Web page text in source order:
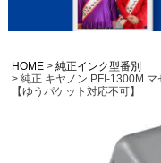
HOME
純正インク型番別
純正 キヤノン PFI-1300M
【ゆうパケット対応不可】